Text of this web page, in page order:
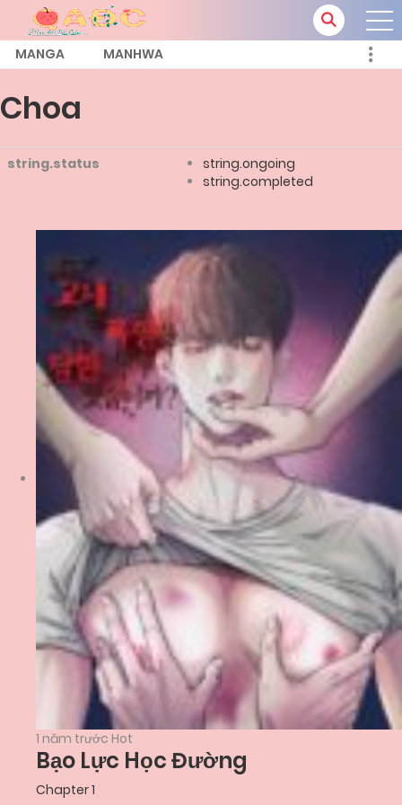
MANGA MANHWA
Choa
string.status
string.ongoing
string.completed
1 năm trước Hot
Bạo Lực Học Đường
Chapter 1